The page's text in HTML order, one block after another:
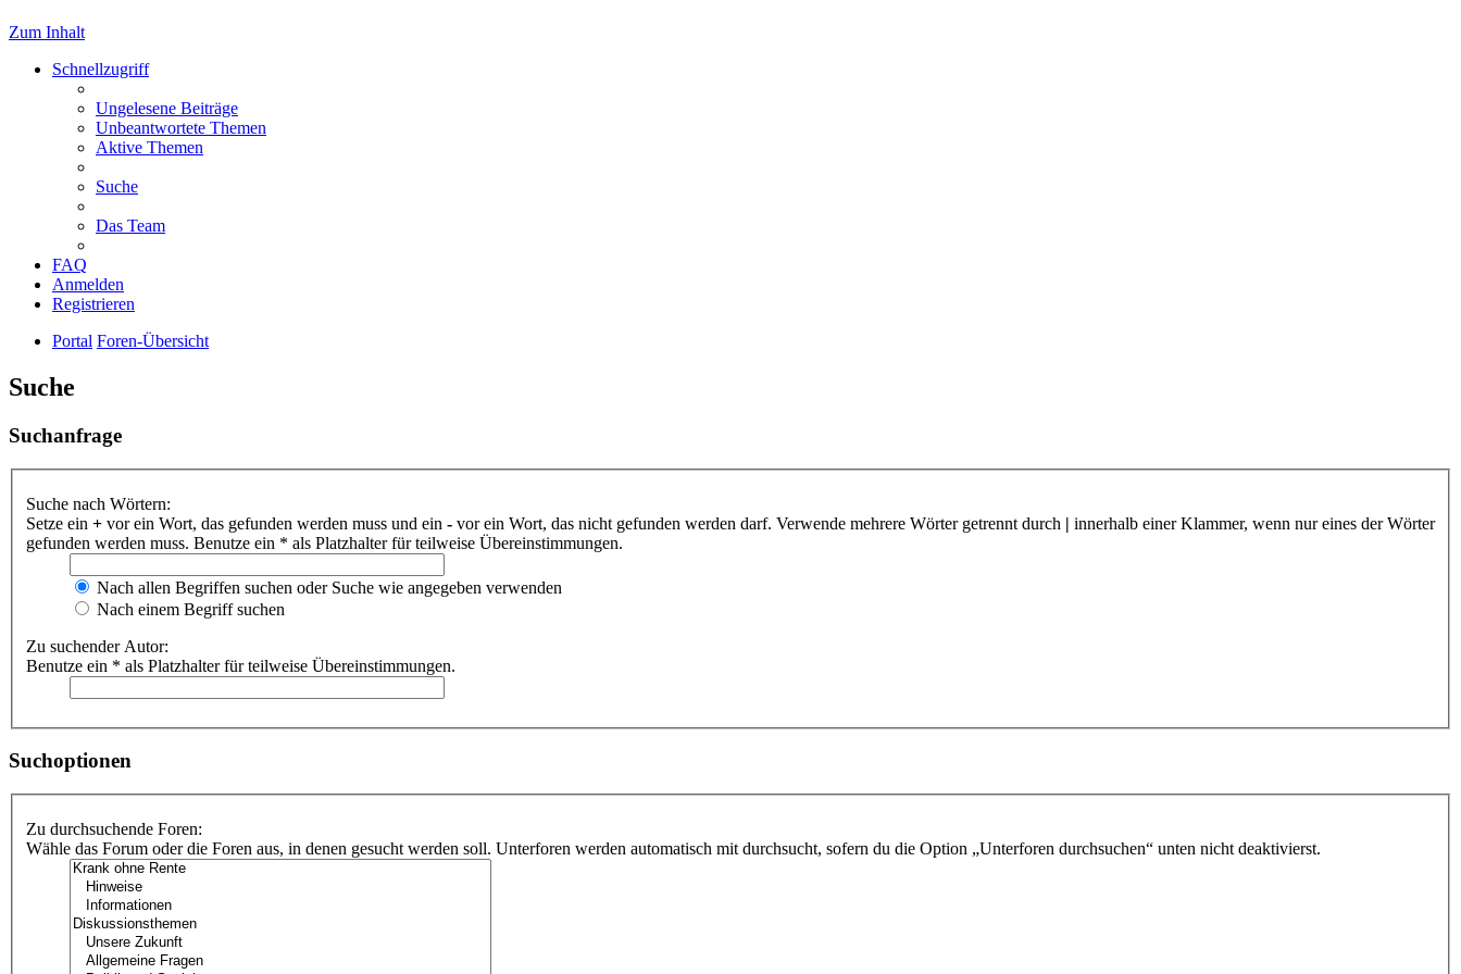
Zum Inhalt
Schnellzugriff
Ungelesene Beiträge
Unbeantwortete Themen
Aktive Themen
Suche
Das Team
FAQ
Anmelden
Registrieren
Portal Foren-Übersicht
Suche
Suchanfrage
Suche nach Wörtern:
Setze ein + vor ein Wort, das gefunden werden muss und ein - vor ein Wort, das nicht gefunden werden darf. Verwende mehrere Wörter getrennt durch | innerhalb einer Klammer, wenn nur eines der Wörter
gefunden werden muss. Benutze ein * als Platzhalter für teilweise Übereinstimmungen.
Nach allen Begriffen suchen oder Suche wie angegeben verwenden
Nach einem Begriff suchen
Zu suchender Autor:
Benutze ein * als Platzhalter für teilweise Übereinstimmungen.
Suchoptionen
Zu durchsuchende Foren:
Wähle das Forum oder die Foren aus, in denen gesucht werden soll. Unterforen werden automatisch mit durchsucht, sofern du die Option „Unterforen durchsuchen“ unten nicht deaktivierst.